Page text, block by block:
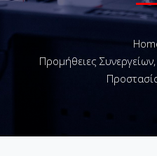
Προμήθειες